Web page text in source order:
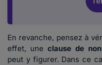
En revanche, pensez à
effet, une clause de
peut y figurer. Dans ce